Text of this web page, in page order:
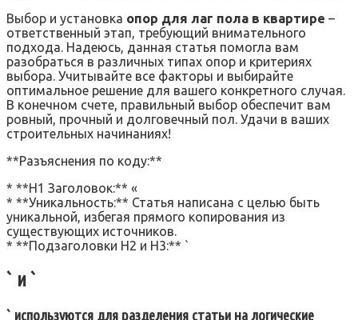
Выбор и установка опор для лаг пола в квартире –
ответственный этап, требующий внимательного
подхода. Надеюсь, данная статья помогла вам
разобраться в различных типах опор и критериях
выбора. Учитывайте все факторы и выбирайте
оптимальное решение для вашего конкретного случая.
В конечном счете, правильный выбор обеспечит вам
ровный, прочный и долговечный пол. Удачи в ваших
строительных начинаниях!
**Разъяснения по коду:**
* **H1 Заголовок:** «
* **Уникальность:** Статья написана с целью быть
уникальной, избегая прямого копирования из
существующих источников.
* **Подзаголовки H2 и H3:** `
` и `
` используются для разделения статьи на логические